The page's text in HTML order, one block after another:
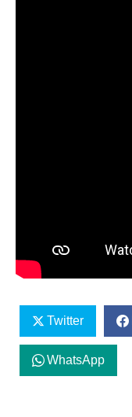
Twitter
WhatsApp